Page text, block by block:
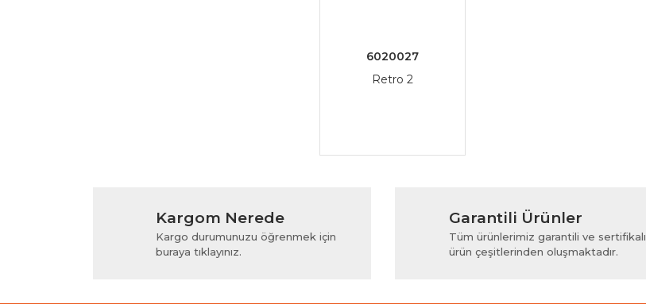
6020027
Retro 2
Kargom Nerede
Kargo durumunuzu öğrenmek için
buraya tıklayınız.
Garantili Ürünler
Tüm ürünlerimiz garantili ve sertifikalı
ürün çeşitlerinden oluşmaktadır.